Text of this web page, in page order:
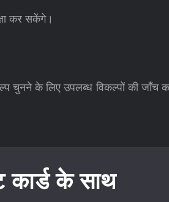
कर सकेंगे।
चुनने के लिए उपलब्ध विकल्पों की जाँच
के साथ